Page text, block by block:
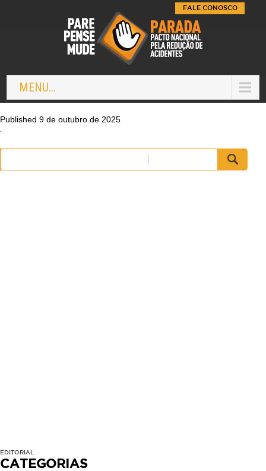
MENU...
FALE CONOSCO
Published 9 de outubro de 2025
Pesquisar
por:
EDITORIAL
CATEGORIAS